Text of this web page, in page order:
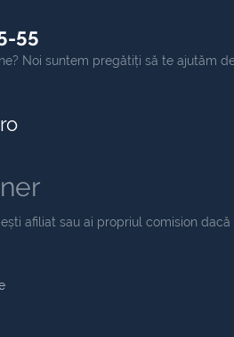
55
Noi suntem pregătiți să te ajutăm
afiliat sau ai propriul comision